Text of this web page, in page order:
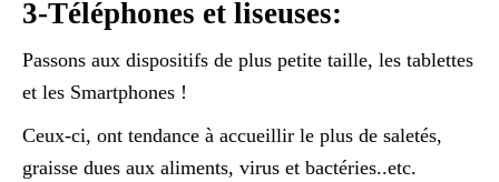
3-Téléphones et liseuses:
Passons aux dispositifs de plus petite taille, les tablettes
et les Smartphones !
Ceux-ci, ont tendance à accueillir le plus de saletés,
graisse dues aux aliments, virus et bactéries..etc.